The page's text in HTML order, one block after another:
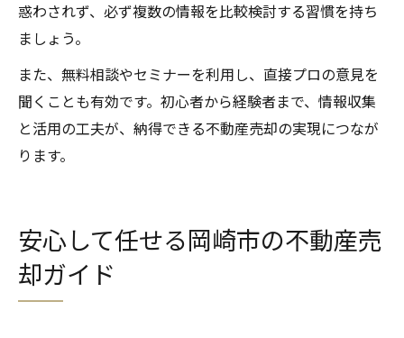
惑わされず、必ず複数の情報を比較検討する習慣を持ち
ましょう。
また、無料相談やセミナーを利用し、直接プロの意見を
聞くことも有効です。初心者から経験者まで、情報収集
と活用の工夫が、納得できる不動産売却の実現につなが
ります。
安心して任せる岡崎市の不動産売
却ガイド